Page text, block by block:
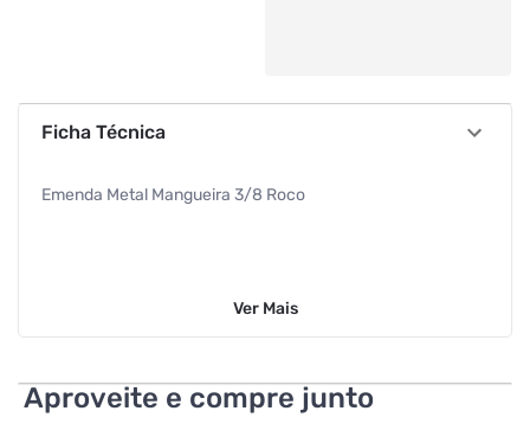
Ficha Técnica
Emenda Metal Mangueira 3/8 Roco
Ver Mais
Aproveite e compre junto